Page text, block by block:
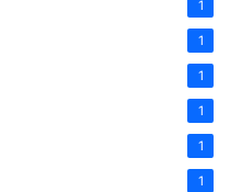
1
1
1
1
1
1